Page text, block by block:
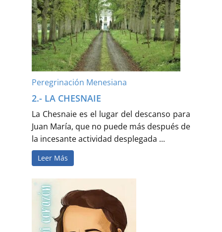
Peregrinación Menesiana
2.- LA CHESNAIE
La Chesnaie es el lugar del descanso para
Juan María, que no puede más después de
la incesante actividad desplegada ...
Leer Más